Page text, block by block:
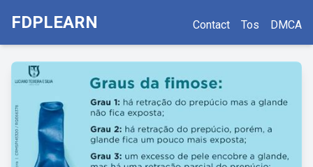
FDPLEARN Contact Tos DMCA